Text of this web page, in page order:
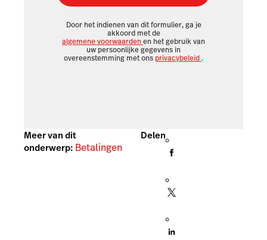
Door het indienen van dit formulier, ga je
akkoord met de
algemene voorwaardenen het gebruik van
uw persoonlijke gegevens in
overeenstemming met ons privacybeleid .
Meer van dit
onderwerp: Betalingen
Delen